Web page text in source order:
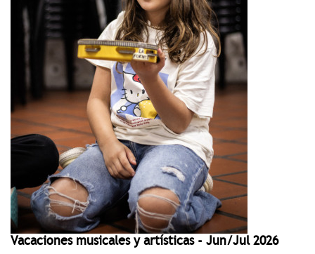
Vacaciones musicales y artísticas - Jun/Jul 2026